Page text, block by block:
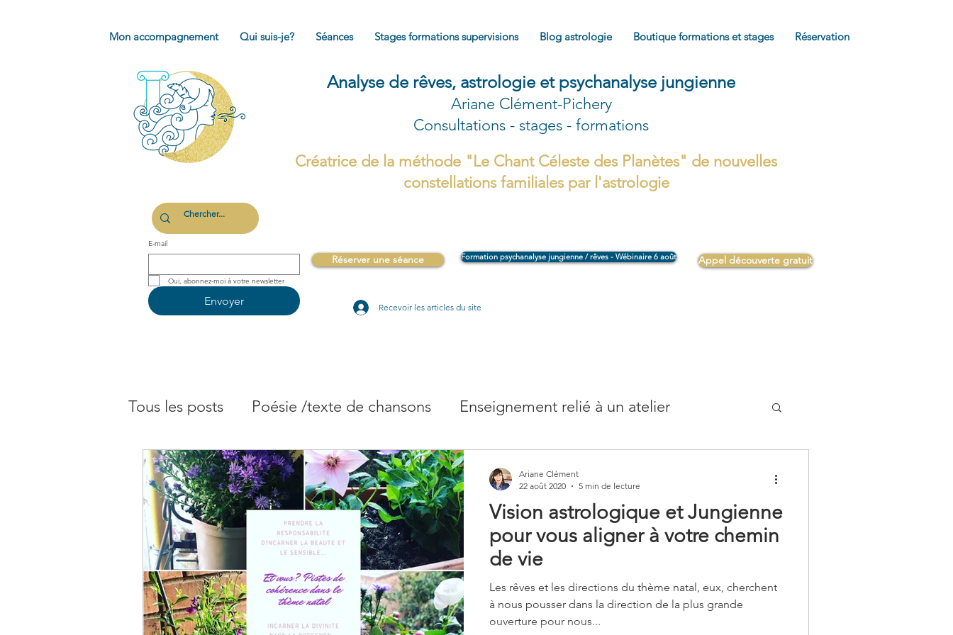
Mon accompagnement Qui suis-je? Séances Stages formations supervisions Blog astrologie Boutique formations et stages Réservation
Analyse de rêves, astrologie et psychanalyse jungienne
Ariane Clément-Pichery
Consultations - stages - formations
Créatrice de la méthode "Le Chant Céleste des Planètes" de nouvelles
constellations familiales par l'astrologie
E‑mail
Envoyer
Formation psychanalyse jungienne / rêves - Wébinaire 6 août
Réserver une séance
Recevoir les articles du site
Appel découverte gratuit
Tous les posts Poésie /texte de chansons Enseignement relié à un atelier
Blog astrologie - Archétypes Conscience et psychologie - rêves
Blog astrologie - Pleine Lune
Vision astrologique et Jungienne
pour vous aligner à votre chemin
de vie
Les rêves et les directions du thème natal, eux, cherchent
à nous pousser dans la direction de la plus grande
ouverture pour nous...
Ariane Clément
22 août 2020
5 min de lecture